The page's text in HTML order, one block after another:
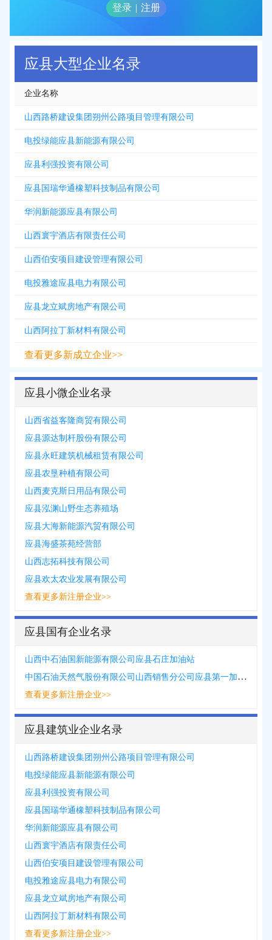
登录 | 注册
应县大型企业名录
企业名称
山西路桥建设集团朔州公路项目管理有限公司
电投绿能应县新能源有限公司
应县利强投资有限公司
应县国瑞华通橡塑科技制品有限公司
华润新能源应县有限公司
山西寰宇酒店有限责任公司
山西伯安项目建设管理有限公司
电投雅途应县电力有限公司
应县龙立斌房地产有限公司
山西阿拉丁新材料有限公司
查看更多新成立企业>>
应县小微企业名录
山西省益客隆商贸有限公司
应县源达制杆股份有限公司
应县永旺建筑机械租赁有限公司
应县农垦种植有限公司
山西麦克斯日用品有限公司
应县泓渊山野生态养殖场
应县大海新能源汽贸有限公司
应县海盛茶苑经营部
山西志拓科技有限公司
应县欢太农业发展有限公司
查看更多新注册企业>>
应县国有企业名录
山西中石油国新能源有限公司应县石庄加油站
中国石油天然气股份有限公司山西销售分公司应县第一加油站
查看更多新注册企业>>
应县建筑业企业名录
山西路桥建设集团朔州公路项目管理有限公司
电投绿能应县新能源有限公司
应县利强投资有限公司
应县国瑞华通橡塑科技制品有限公司
华润新能源应县有限公司
山西寰宇酒店有限责任公司
山西伯安项目建设管理有限公司
电投雅途应县电力有限公司
应县龙立斌房地产有限公司
山西阿拉丁新材料有限公司
查看更多新注册企业>>